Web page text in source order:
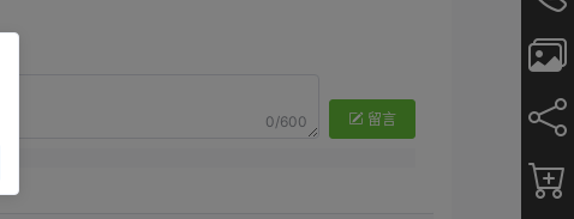
0/600 留言